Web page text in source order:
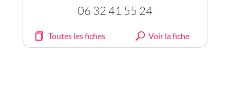
06 32 41 55 24
Toutes les fiches Voir la fiche